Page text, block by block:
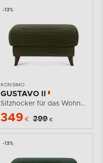
-13%
KONSIMO
GUSTAVO II
Sitzhocker für das Wohnzimmer mit Stauraum Kordstoff...
349 € 399 €
-13%